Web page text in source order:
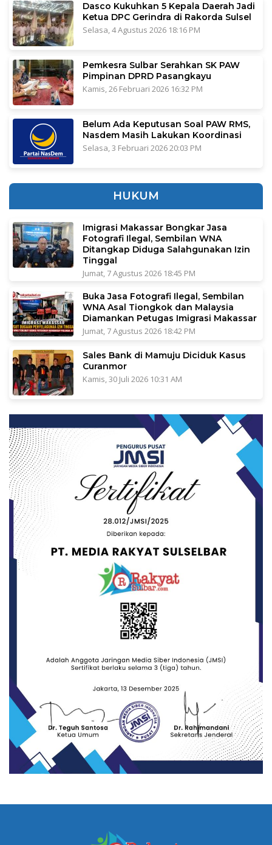
Dasco Kukuhkan 5 Kepala Daerah Jadi
Ketua DPC Gerindra di Rakorda Sulsel
Selasa, 4 Agustus 2026 18:16 PM
Pemkesra Sulbar Serahkan SK PAW
Pimpinan DPRD Pasangkayu
Kamis, 26 Februari 2026 16:32 PM
Belum Ada Keputusan Soal PAW RMS,
Nasdem Masih Lakukan Koordinasi
Selasa, 3 Februari 2026 20:03 PM
HUKUM
Imigrasi Makassar Bongkar Jasa
Fotografi Ilegal, Sembilan WNA
Ditangkap Diduga Salahgunakan Izin
Tinggal
Jumat, 7 Agustus 2026 18:45 PM
Buka Jasa Fotografi Ilegal, Sembilan
WNA Asal Tiongkok dan Malaysia
Diamankan Petugas Imigrasi Makassar
Jumat, 7 Agustus 2026 18:42 PM
Sales Bank di Mamuju Diciduk Kasus
Curanmor
Kamis, 30 Juli 2026 10:31 AM